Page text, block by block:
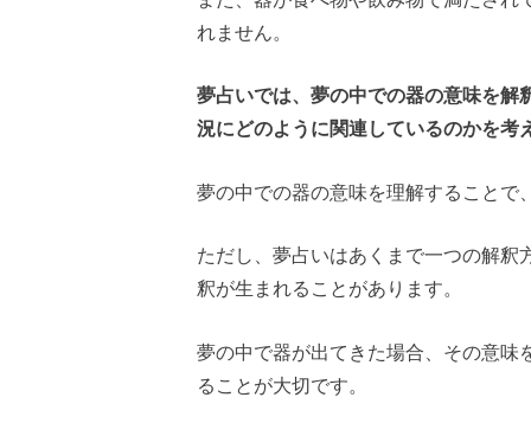
れません。
夢占いでは、夢の中での器の意味を解
況にどのように関連しているのかを考
夢の中での器の意味を理解することで
ただし、夢占いはあくまで一つの解
釈が生まれることがあります。
夢の中で器が出てきた場合、その意味
ることが大切です。